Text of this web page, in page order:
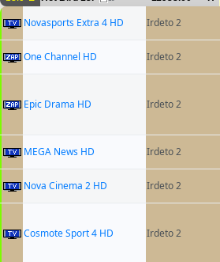
Novasports Extra 4 HD Irdeto 2
One Channel HD Irdeto 2
Epic Drama HD Irdeto 2
MEGA News HD Irdeto 2
Nova Cinema 2 HD Irdeto 2
Cosmote Sport 4 HD Irdeto 2